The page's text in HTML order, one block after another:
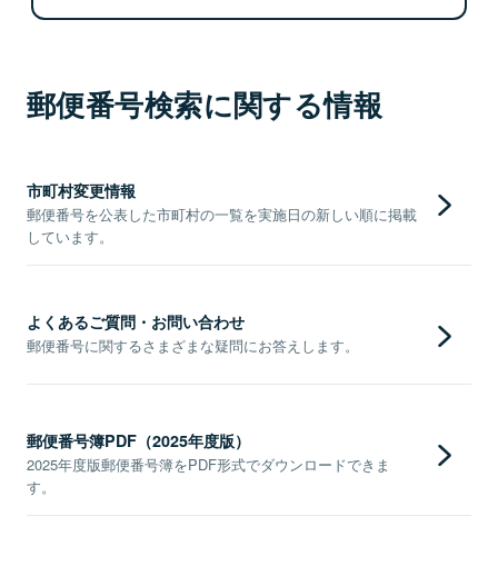
郵便番号検索に関する情報
市町村変更情報
郵便番号を公表した市町村の一覧を実施日の新しい順に掲載
しています。
よくあるご質問・お問い合わせ
郵便番号に関するさまざまな疑問にお答えします。
郵便番号簿PDF（2025年度版）
2025年度版郵便番号簿をPDF形式でダウンロードできま
す。